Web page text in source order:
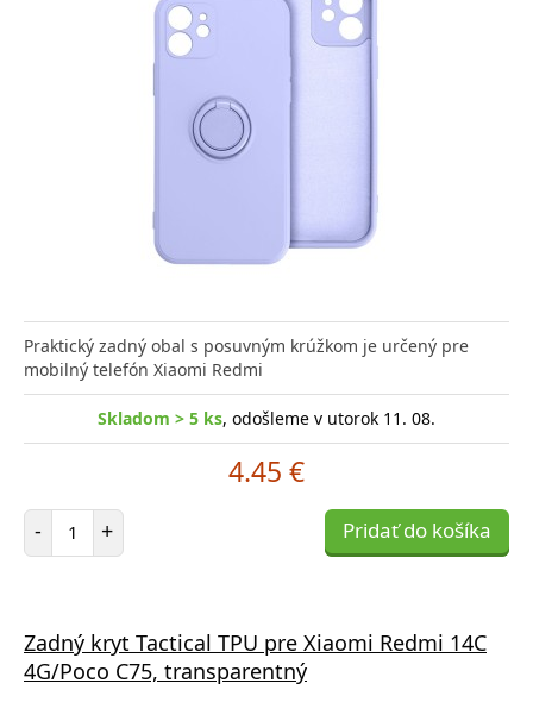
Praktický zadný obal s posuvným krúžkom je určený pre
mobilný telefón Xiaomi Redmi
Skladom > 5 ks, odošleme v utorok 11. 08.
4.45 €
- Počet položiek
+ Pridať do košíka
Zadný kryt Tactical TPU pre Xiaomi Redmi 14C
4G/Poco C75, transparentný